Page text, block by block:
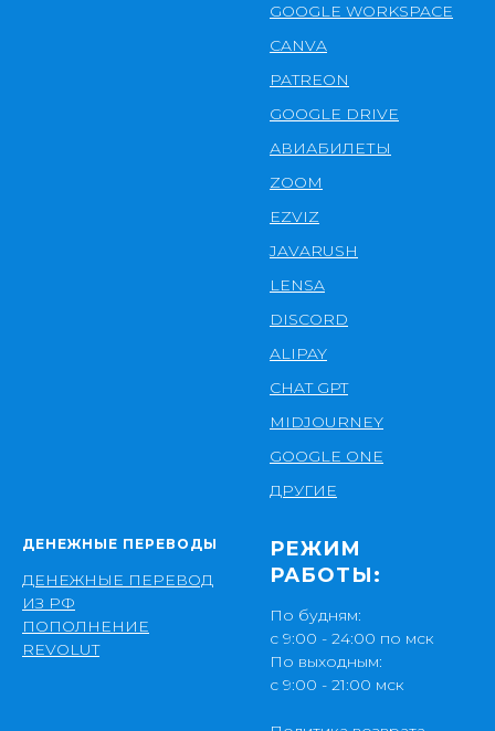
GOOGLE WORKSPACE
CANVA
PATREON
GOOGLE DRIVE
АВИАБИЛЕТЫ
ZOOM
EZVIZ
JAVARUSH
LENSA
DISCORD
ALIPAY
CHAT GPT
MIDJOURNEY
GOOGLE ONE
ДРУГИЕ
ДЕНЕЖНЫЕ ПЕРЕВОДЫ
ДЕНЕЖНЫЕ ПЕРЕВОД
ИЗ РФ
ПОПОЛНЕНИЕ
REVOLUT
РЕЖИМ
РАБОТЫ:
По будням:
с 9:00 - 24:00 по мск
По выходным:
с 9:00 - 21:00 мск